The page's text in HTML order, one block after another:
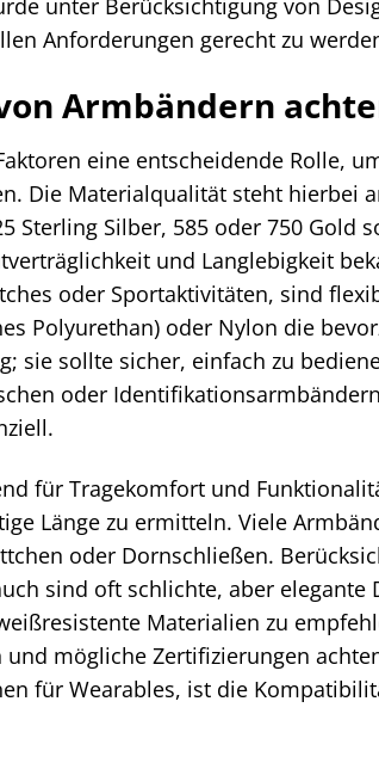
Anforderungen gerecht zu
Armbändern
eine entscheidende Rolle,
Die Materialqualität steht hierbei
Sterling Silber, 585 oder 750 Gold
und Langlebigkeit
oder Sportaktivitäten, sind
Polyurethan) oder Nylon die
sie sollte sicher, einfach zu
oder
für Tragekomfort und
Länge zu ermitteln. Viele
oder Dornschließen.
sind oft schlichte, aber elegante
Materialien zu
mögliche Zertifizierungen
für Wearables, ist die